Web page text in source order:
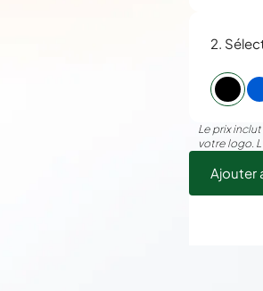
2.
Le prix
votre logo.
Ajouter